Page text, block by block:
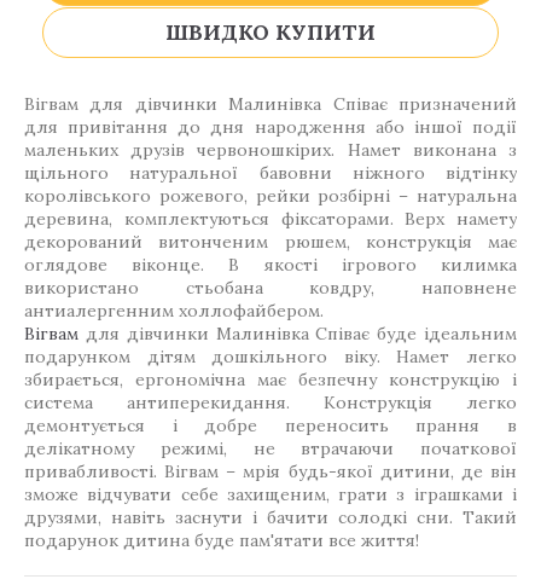
ШВИДКО КУПИТИ
Вігвам для дівчинки Малинівка Співає призначений
для привітання до дня народження або іншої події
маленьких друзів червоношкірих. Намет виконана з
щільного натуральної бавовни ніжного відтінку
королівського рожевого, рейки розбірні – натуральна
деревина, комплектуються фіксаторами. Верх намету
декорований витонченим рюшем, конструкція має
оглядове віконце. В якості ігрового килимка
використано стьобана ковдру, наповнене
антиалергенним холлофайбером.
Вігвам для дівчинки Малинівка Співає буде ідеальним
подарунком дітям дошкільного віку. Намет легко
збирається, ергономічна має безпечну конструкцію і
система антиперекидання. Конструкція легко
демонтується і добре переносить прання в
делікатному режимі, не втрачаючи початкової
привабливості. Вігвам – мрія будь-якої дитини, де він
зможе відчувати себе захищеним, грати з іграшками і
друзями, навіть заснути і бачити солодкі сни. Такий
подарунок дитина буде пам'ятати все життя!